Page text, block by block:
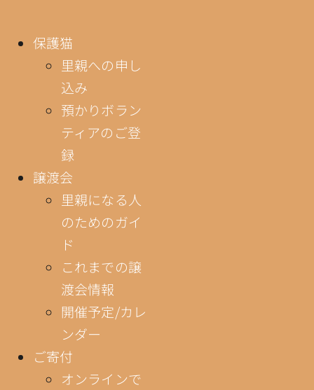
保護猫
里親への申し
込み
預かりボラン
ティアのご登
録
譲渡会
里親になる人
のためのガイ
ド
これまでの譲
渡会情報
開催予定/カレ
ンダー
ご寄付
オンラインで